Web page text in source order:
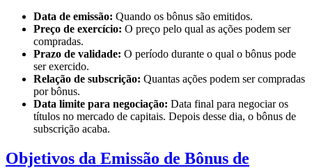
Data de emissão: Quando os bônus são emitidos.
Preço de exercício: O preço pelo qual as ações podem ser
compradas.
Prazo de validade: O período durante o qual o bônus pode
ser exercido.
Relação de subscrição: Quantas ações podem ser compradas
por bônus.
Data limite para negociação: Data final para negociar os
títulos no mercado de capitais. Depois desse dia, o bônus de
subscrição acaba.
Objetivos da Emissão de Bônus de